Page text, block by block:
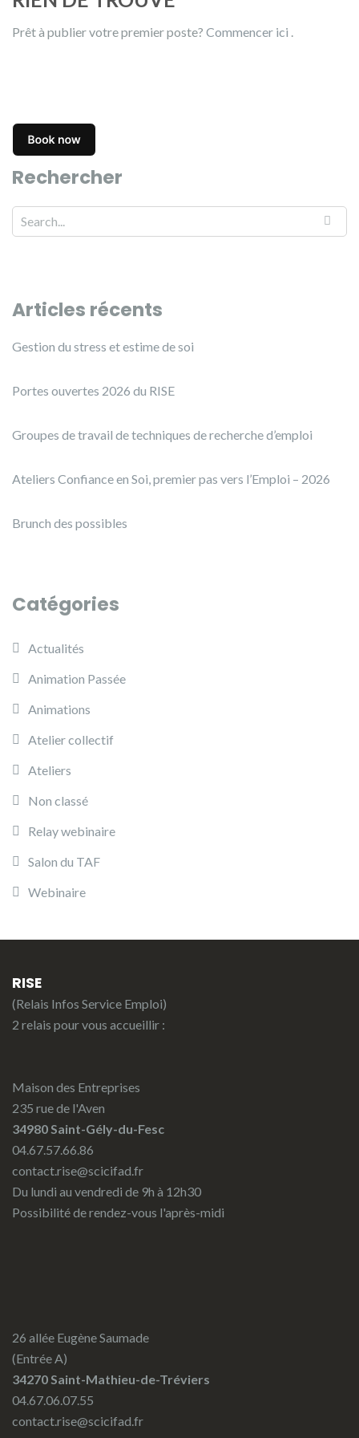
Prêt à publier votre premier poste? Commencer ici .
Rechercher
Search for:
Articles récents
Gestion du stress et estime de soi
Portes ouvertes 2026 du RISE
Groupes de travail de techniques de recherche d’emploi
Ateliers Confiance en Soi, premier pas vers l’Emploi – 2026
Brunch des possibles
Catégories
Actualités
Animation Passée
Animations
Atelier collectif
Ateliers
Non classé
Relay webinaire
Salon du TAF
Webinaire
RISE
(Relais Infos Service Emploi)
2 relais pour vous accueillir :
Maison des Entreprises
235 rue de l'Aven
34980 Saint-Gély-du-Fesc
04.67.57.66.86
contact.rise@scicifad.fr
Du lundi au vendredi de 9h à 12h30
Possibilité de rendez-vous l'après-midi
26 allée Eugène Saumade
(Entrée A)
34270 Saint-Mathieu-de-Tréviers
04.67.06.07.55
contact.rise@scicifad.fr